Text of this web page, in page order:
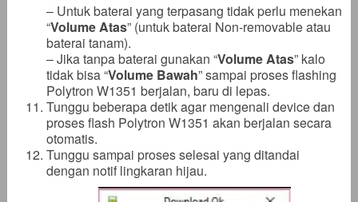
– Untuk baterai yang terpasang tidak perlu menekan
“Volume Atas” (untuk baterai Non-removable atau
baterai tanam).
– Jika tanpa baterai gunakan “Volume Atas” kalo
tidak bisa “Volume Bawah” sampai proses flashing
Polytron W1351 berjalan, baru di lepas.
Tunggu beberapa detik agar mengenali device dan
proses flash Polytron W1351 akan berjalan secara
otomatis.
Tunggu sampai proses selesai yang ditandai
dengan notif lingkaran hijau.